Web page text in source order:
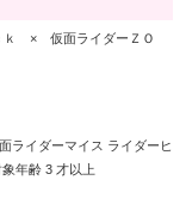
ｋ × 仮面ライダーＺＯ
ライダーマイス ライダーヒ
年齢 3 才以上